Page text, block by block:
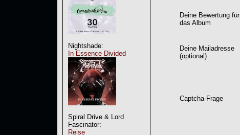
Nightshade:
In Essence Divided
Spiral Drive & Lord
Fascinator:
Reise
Deine Bewertung für
das Album
Deine Mailadresse
(optional)
Captcha-Frage